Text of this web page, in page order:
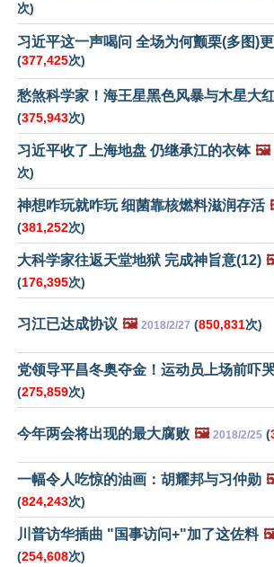
次)
习近平这一声喝问 全场为何颤栗(多图)
(377,425次)
愁煞科学家！海王星黑色风暴与木星大
(375,943次)
习近平收了上海地盘 仍继承江的衣钵 🖼️
次)
神想咋玩就咋玩 细菌靠核燃料滋润存活
(381,252次)
大科学家往返天堂地狱 完成神旨意(12)
(176,395次)
习江已达成协议 🖼️ 2018/2/27 (850,831次)
党领导平昌冬奥夺金！运动员上场前吓
(275,859次)
今年两会将出现的最大腐败 🖼️ 2018/2/25 (
一幅令人吃惊的油画：胡耀邦与习仲勋
(824,243次)
川普访华插曲 "国事访问+"加了这佐料
(254,608次)